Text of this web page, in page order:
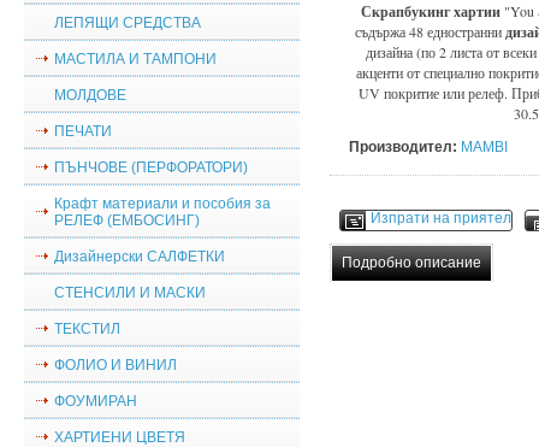
ЛЕПЯЩИ СРЕДСТВА
МАСТИЛА И ТАМПОНИ
МОЛДОВЕ
ПЕЧАТИ
ПЪНЧОВЕ (ПЕРФОРАТОРИ)
Крафт материали и пособия за
РЕЛЕФ (ЕМБОСИНГ)
Дизайнерски САЛФЕТКИ
СТЕНСИЛИ И МАСКИ
ТЕКСТИЛ
ФОЛИО И ВИНИЛ
ФОУМИРАН
ХАРТИЕНИ ЦВЕТЯ
Скрапбукинг хартии"You
съдържа 48 едностранни
дизайна (по 2 листа от
акценти от специално
UV покритие или релеф.
Производител: MAMBI
Изпрати на приятел
Подробно описание